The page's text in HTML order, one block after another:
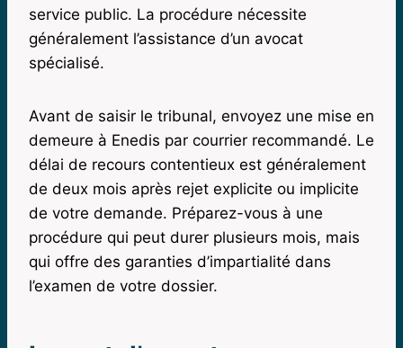
service public. La procédure nécessite
généralement l’assistance d’un avocat
spécialisé.
Avant de saisir le tribunal, envoyez une mise en
demeure à Enedis par courrier recommandé. Le
délai de recours contentieux est généralement
de deux mois après rejet explicite ou implicite
de votre demande. Préparez-vous à une
procédure qui peut durer plusieurs mois, mais
qui offre des garanties d’impartialité dans
l’examen de votre dossier.